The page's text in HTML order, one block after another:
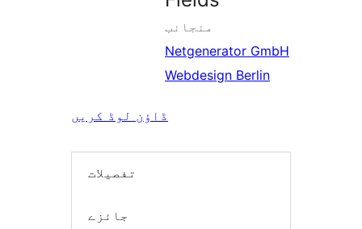
منجانب
Netgenerator GmbH
Webdesign Berlin
ڈاؤن لوڈ کریں
تفصیلات
جائزے